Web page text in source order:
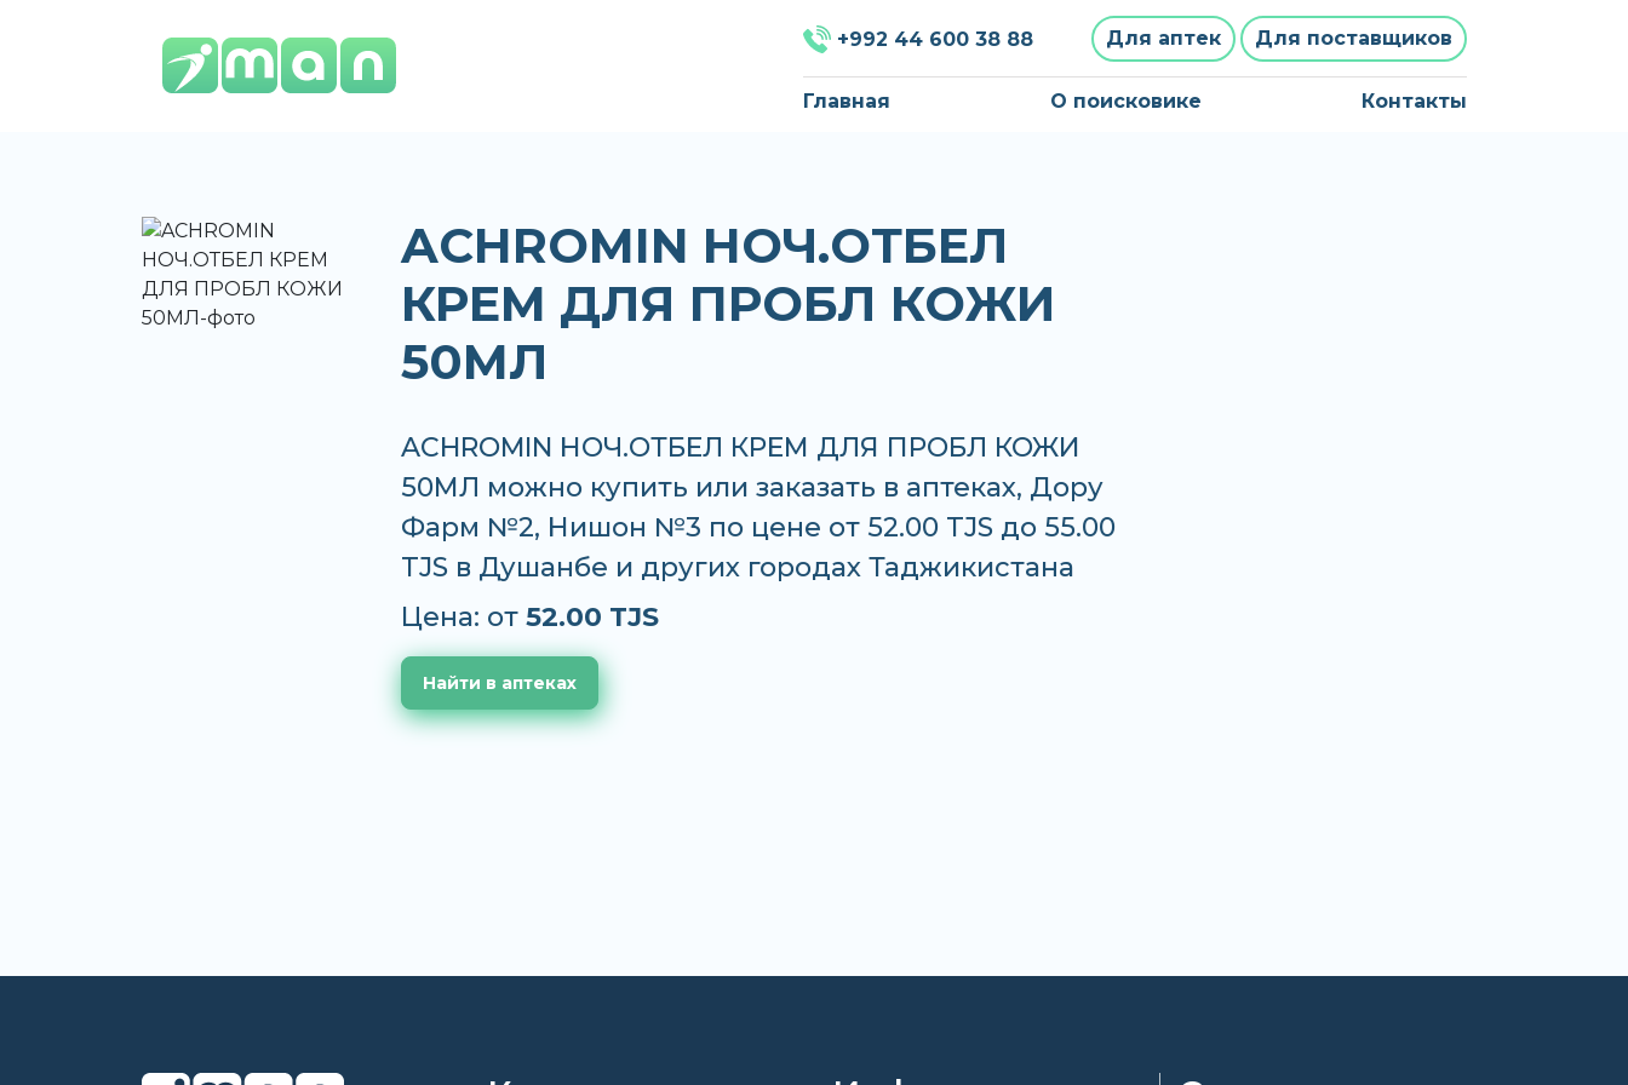
+992 44 600 38 88 Для аптек Для поставщиков
Главная О поисковике Контакты
ACHROMIN НОЧ.ОТБЕЛ
КРЕМ ДЛЯ ПРОБЛ КОЖИ
50МЛ
ACHROMIN НОЧ.ОТБЕЛ КРЕМ ДЛЯ ПРОБЛ КОЖИ
50МЛ можно купить или заказать в аптеках, Дору
Фарм №2, Нишон №3 по цене от 52.00 TJS до 55.00
TJS в Душанбе и других городах Таджикистана
Цена: от 52.00 TJS
Найти в аптеках